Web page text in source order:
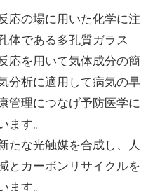
応の場に用いた化学に注
体である多孔質ガラス
応を用いて気体成分の簡
分析に適用して病気の早
管理につなげ予防医学に
ます。
たな光触媒を合成し、人
とカーボンリサイクルを
ます。